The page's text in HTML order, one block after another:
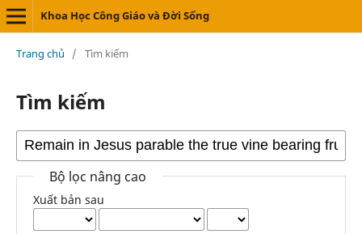
Khoa Học Công Giáo và Đời Sống
Trang chủ / Tìm kiếm
Tìm kiếm
Bộ lọc nâng cao
Xuất bản sau